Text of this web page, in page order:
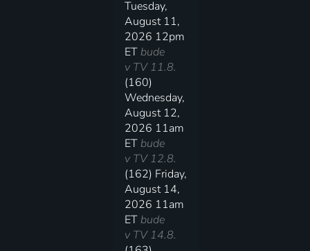
Tuesday,
August 11,
2026 12pm
ETbude
v TV 11.8.
(160)
Wednesday,
August 12,
2026 11am
ETbude
v TV 12.8.
(162) Friday,
August 14,
2026 11am
ETbude
v TV 14.8.